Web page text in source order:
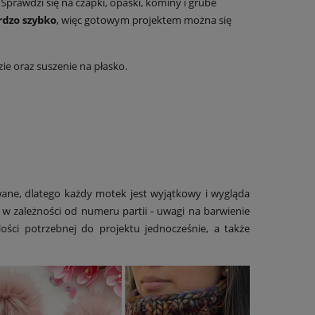
szybko, więc gotowym projektem można się
oraz suszenie na płasko.
dlatego każdy motek jest wyjątkowy i wygląda
zależności od numeru partii - uwagi na barwienie
potrzebnej do projektu jednocześnie, a także